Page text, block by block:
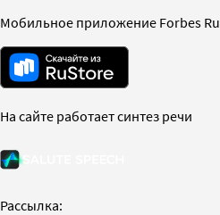
Мобильное приложение Forbes
На сайте работает синтез речи
Рассылка: